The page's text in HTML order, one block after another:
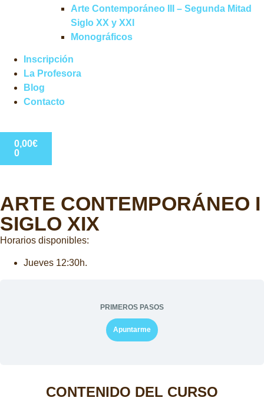
Arte Contemporáneo III – Segunda Mitad
Siglo XX y XXI
Monográficos
Inscripción
La Profesora
Blog
Contacto
0,00€
0
ARTE CONTEMPORÁNEO I
SIGLO XIX
Horarios disponibles:
Jueves 12:30h.
PRIMEROS PASOS
Apuntarme
CONTENIDO DEL CURSO